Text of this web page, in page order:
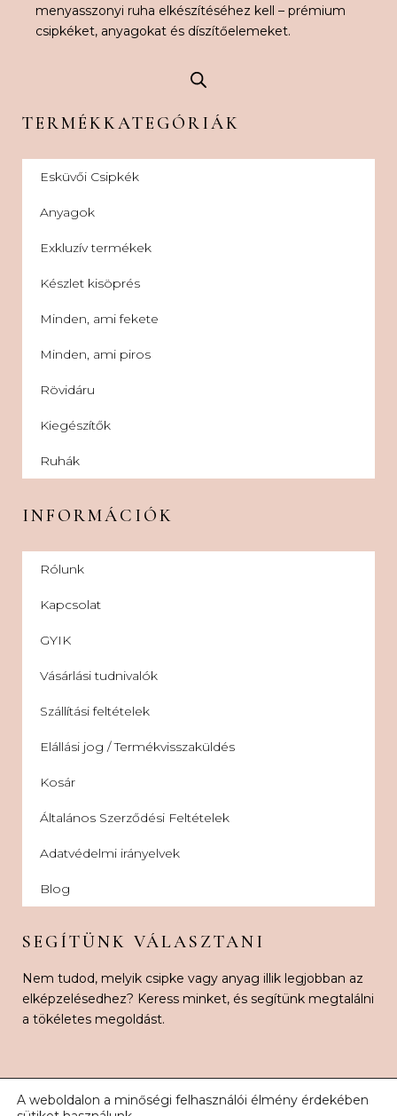
menyasszonyi ruha elkészítéséhez kell – prémium
csipkéket, anyagokat és díszítőelemeket.
TERMÉKKATEGÓRIÁK
Esküvői Csipkék
Anyagok
Exkluzív termékek
Készlet kisöprés
Minden, ami fekete
Minden, ami piros
Rövidáru
Kiegészítők
Ruhák
INFORMÁCIÓK
Rólunk
Kapcsolat
GYIK
Vásárlási tudnivalók
Szállítási feltételek
Elállási jog / Termékvisszaküldés
Kosár
Általános Szerződési Feltételek
Adatvédelmi irányelvek
Blog
SEGÍTÜNK VÁLASZTANI
Nem tudod, melyik csipke vagy anyag illik legjobban az
elképzelésedhez? Keress minket, és segítünk megtalálni
a tökéletes megoldást.
A weboldalon a minőségi felhasználói élmény érdekében